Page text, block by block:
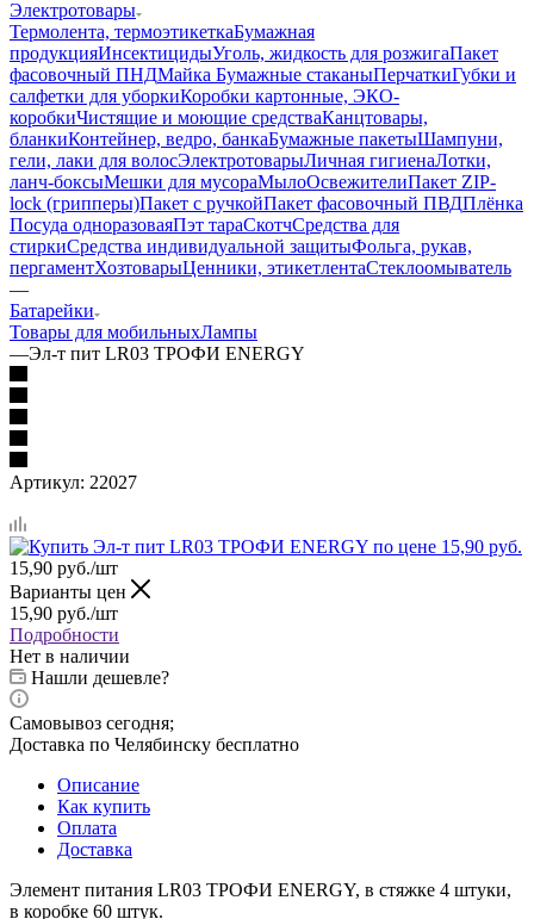
Электротовары
Термолента, термоэтикеткаБумажная
продукцияИнсектицидыУголь, жидкость для розжигаПакет
фасовочный ПНДМайка Бумажные стаканыПерчаткиГубки и
салфетки для уборкиКоробки картонные, ЭКО-
коробкиЧистящие и моющие средстваКанцтовары,
бланкиКонтейнер, ведро, банкаБумажные пакетыШампуни,
гели, лаки для волосЭлектротоварыЛичная гигиенаЛотки,
ланч-боксыМешки для мусораМылоОсвежителиПакет ZIP-
lock (грипперы)Пакет с ручкойПакет фасовочный ПВДПлёнка
Посуда одноразоваяПэт тараСкотчСредства для
стиркиСредства индивидуальной защитыФольга, рукав,
пергаментХозтоварыЦенники, этикетлентаСтеклоомыватель
—
Батарейки
Товары для мобильныхЛампы
—Эл-т пит LR03 ТРОФИ ENERGY
Артикул: 22027
15,90 руб./шт
Варианты цен
15,90 руб./шт
Подробности
Нет в наличии
Нашли дешевле?
Самовывоз сегодня;
Доставка по Челябинску бесплатно
Описание
Как купить
Оплата
Доставка
Элемент питания LR03 ТРОФИ ENERGY, в стяжке 4 штуки,
в коробке 60 штук.